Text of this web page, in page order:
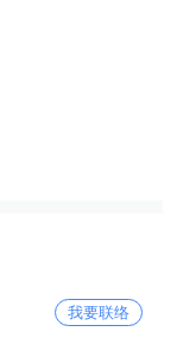
我要联络